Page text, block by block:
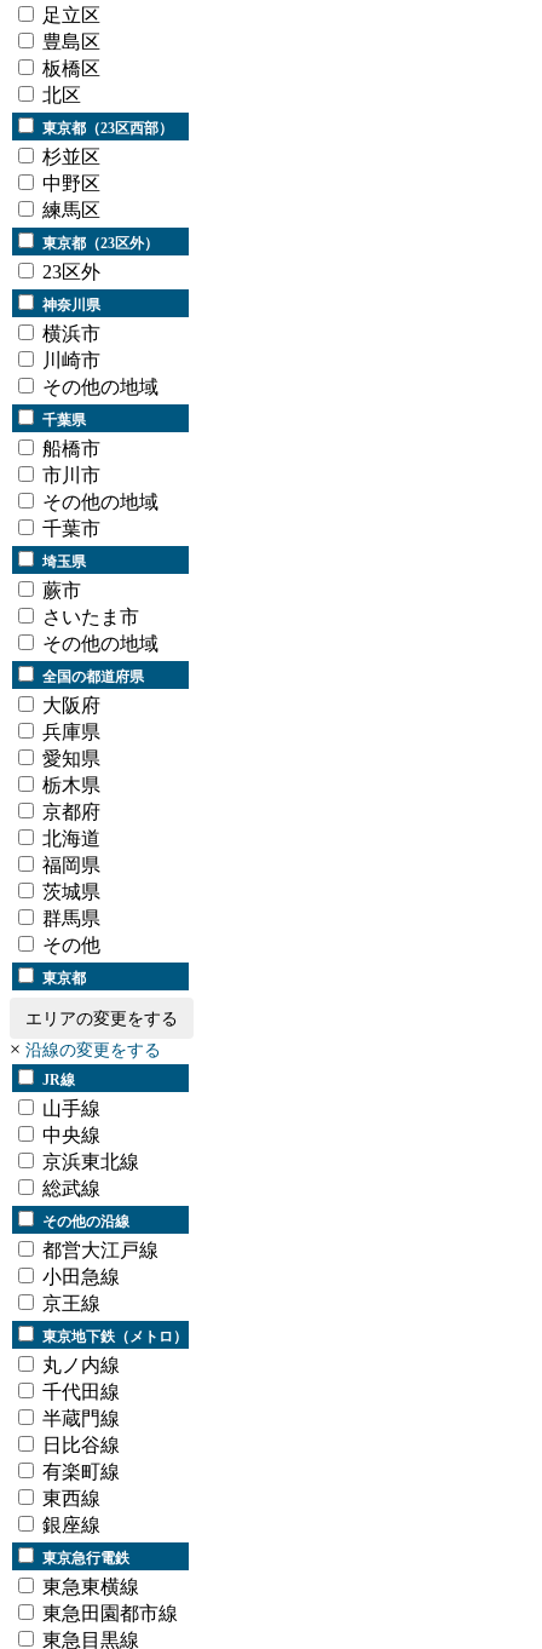
足立区
豊島区
板橋区
北区
東京都（23区西部）
杉並区
中野区
練馬区
東京都（23区外）
23区外
神奈川県
横浜市
川崎市
その他の地域
千葉県
船橋市
市川市
その他の地域
千葉市
埼玉県
蕨市
さいたま市
その他の地域
全国の都道府県
大阪府
兵庫県
愛知県
栃木県
京都府
北海道
福岡県
茨城県
群馬県
その他
東京都
エリアの変更をする
× 沿線の変更をする
JR線
山手線
中央線
京浜東北線
総武線
その他の沿線
都営大江戸線
小田急線
京王線
東京地下鉄（メトロ）
丸ノ内線
千代田線
半蔵門線
日比谷線
有楽町線
東西線
銀座線
東京急行電鉄
東急東横線
東急田園都市線
東急目黒線